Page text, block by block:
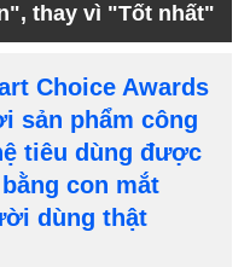
thay vì "Tốt nhất"
Choice Awards
sản phẩm công
tiêu dùng được
con mắt
dùng thật